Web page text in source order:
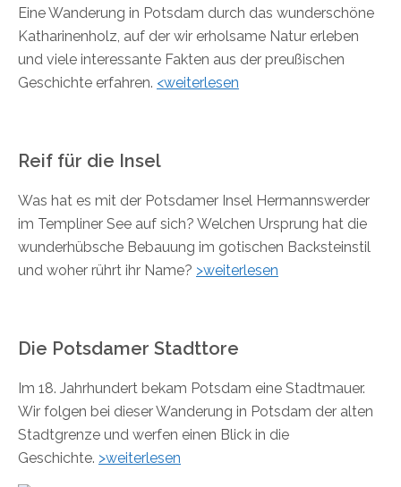
Eine Wanderung in Potsdam durch das wunderschöne
Katharinenholz, auf der wir erholsame Natur erleben
und viele interessante Fakten aus der preußischen
Geschichte erfahren. <weiterlesen
Reif für die Insel
Was hat es mit der Potsdamer Insel Hermannswerder
im Templiner See auf sich? Welchen Ursprung hat die
wunderhübsche Bebauung im gotischen Backsteinstil
und woher rührt ihr Name? >weiterlesen
Die Potsdamer Stadttore
Im 18. Jahrhundert bekam Potsdam eine Stadtmauer.
Wir folgen bei dieser Wanderung in Potsdam der alten
Stadtgrenze und werfen einen Blick in die
Geschichte. >weiterlesen